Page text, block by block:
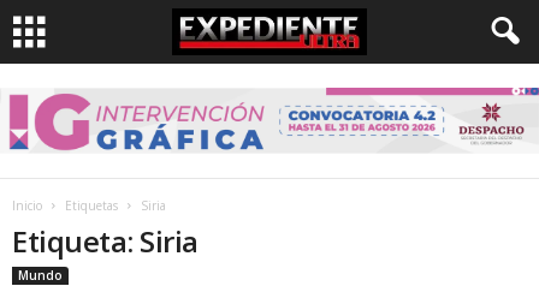
Inicio Etiquetas Siria
Etiqueta: Siria
Mundo